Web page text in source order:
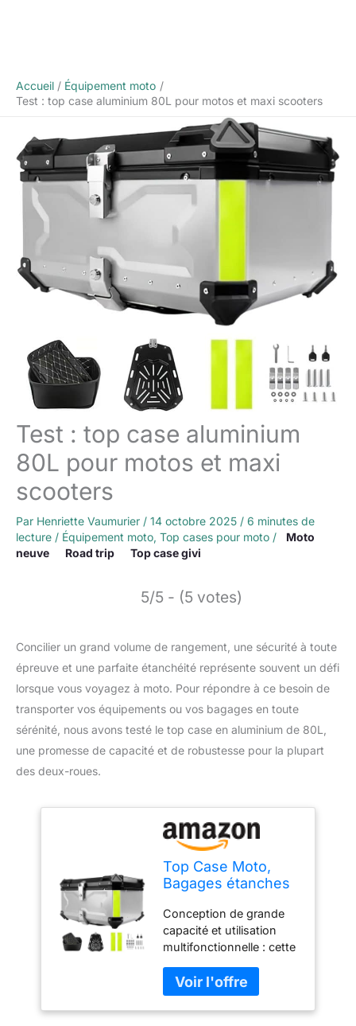
Accueil
Équipement moto
Test : top case aluminium 80L pour motos et maxi scooters
Test : top case aluminium
80L pour motos et maxi
scooters
Par Henriette Vaumurier / 14 octobre 2025 / 6 minutes de
lecture / Équipement moto, Top cases pour moto /
Moto
neuve
Road trip Top case givi
5/5 - (5 votes)
Concilier un grand volume de rangement, une sécurité à toute
épreuve et une parfaite étanchéité représente souvent un défi
lorsque vous voyagez à moto. Pour répondre à ce besoin de
transporter vos équipements ou vos bagages en toute
sérénité, nous avons testé le top case en aluminium de 80L,
une promesse de capacité et de robustesse pour la plupart
des deux-roues.
Top Case Moto,
Bagages étanches
de Queue de Motos
avec Serrure De
Sécurité, Coffres
Moto pour
Rangement
Casques,
Aluminium Top
Conception de grande
capacité et utilisation
multifonctionnelle : cette
disponible en deux
options de grande
capacité : 55L et 65L. Il